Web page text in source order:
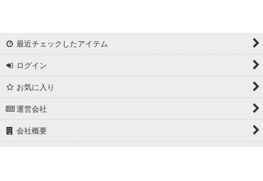
マドラスチェック
ドビー
撥水加工
起毛生地
最近チェックしたアイテム
ログイン
お気に入り
運営会社
会社概要